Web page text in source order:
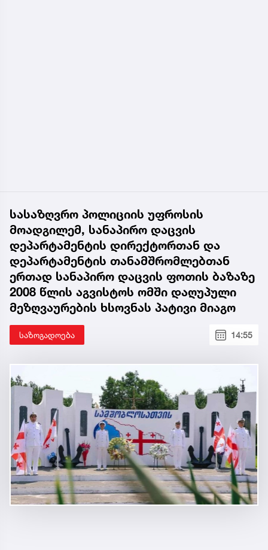
სასაზღვრო პოლიციის უფროსის
მოადგილემ, სანაპირო დაცვის
დეპარტამენტის დირექტორთან და
დეპარტამენტის თანამშრომლებთან
ერთად სანაპირო დაცვის ფოთის ბაზაზე
2008 წლის აგვისტოს ომში დაღუპული
მეზღვაურების ხსოვნას პატივი მიაგო
საზოგადოება 14:55